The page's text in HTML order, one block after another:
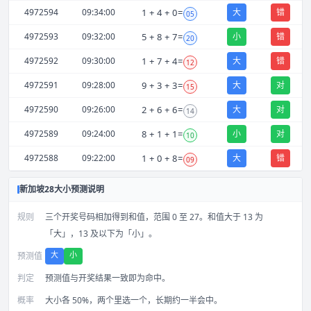
4972594 09:34:00 1 + 4+ 0= 05 大 错
4972593 09:32:00 5 + 8 + 7= 20 小 错
4972592 09:30:00 1 + 7 + 4= 12 大 错
4972591 09:28:00 9 + 3 + 3= 15 大 对
4972590 09:26:00 2 + 6 + 6= 14 大 对
4972589 09:24:00 8 + 1 + 1= 10 小 对
4972588 09:22:00 1 + 0 + 8= 09 大 错
新加坡28大小预测说明
规则
三个开奖号码相加得到和值，范围 0 至 27。和值大于 13 为
「大」，13 及以下为「小」。
预测值
大 小
判定
预测值与开奖结果一致即为命中。
概率
大小各 50%，两个里选一个，长期约一半会中。